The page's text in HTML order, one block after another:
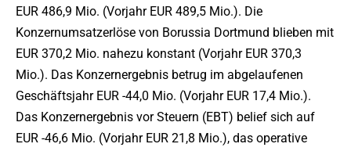
EUR 486,9 Mio. (Vorjahr EUR 489,5 Mio.). Die
Konzernumsatzerlöse von Borussia Dortmund blieben mit
EUR 370,2 Mio. nahezu konstant (Vorjahr EUR 370,3
Mio.). Das Konzernergebnis betrug im abgelaufenen
Geschäftsjahr EUR -44,0 Mio. (Vorjahr EUR 17,4 Mio.).
Das Konzernergebnis vor Steuern (EBT) belief sich auf
EUR -46,6 Mio. (Vorjahr EUR 21,8 Mio.), das operative